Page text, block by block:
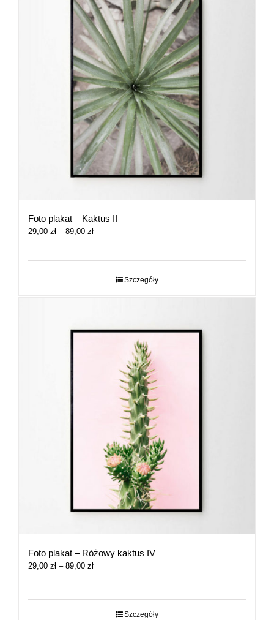
Foto plakat – Kaktus II
29,00 zł – 89,00 złZakres
29,00 zł
Szczegóły
Foto plakat – Różowy kaktus IV
29,00 zł – 89,00 złZakres
29,00 zł
Szczegóły